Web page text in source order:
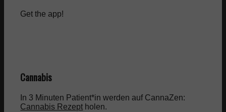
Get the app!
Cannabis
In 3 Minuten Patient*in werden auf CannaZen:
Cannabis Rezept holen.